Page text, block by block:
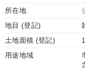
所在地
地目 (登記)
土地面積 (登記)
用途地域